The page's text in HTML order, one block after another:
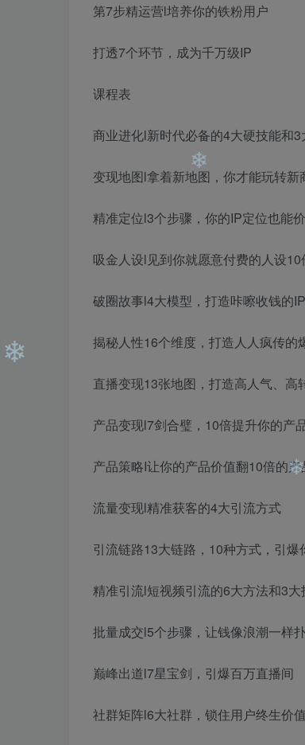
第7步精运营l培养你的铁粉用户
打透7个环节，成为千万级IP
课程表
商业进化l新时代必备的4大硬技能和3
变现地图l拿着新地图，你才能玩转新
精准定位l3个步骤，你的IP定位也能
吸金人设l见到你就愿意付费的人设10
破圈故事l4大模型，打造咔嚓收钱的
揭秘人性16个维度，打造人人疯传的
直播变现13张地图，打造高人气、高
产品变现l7剑合璧，10倍提升你的产
产品策略I让你的产品价值翻10倍的产
流量变现l精准获客的4大引流方式
引流链路13大链路，10种方式，引爆
精准引流l短视频引流的6大方法和3大
批量成交l5个步骤，让钱像浪潮一样
巅峰出道l7星宝剑，引爆百万直播间
社群矩阵l6大社群，锁住用户终生价值
❄